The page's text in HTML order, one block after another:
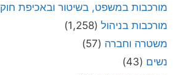
מורכבות במשפט, בשיטור ובאכיפת חוק
מורכבות בניהול (1,258)
משטרה וחברה (57)
נשים (43)